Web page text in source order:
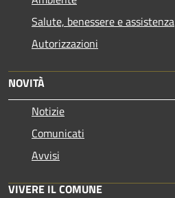
Salute, benessere e assistenza
Autorizzazioni
NOVITÀ
Notizie
Comunicati
Avvisi
VIVERE IL COMUNE